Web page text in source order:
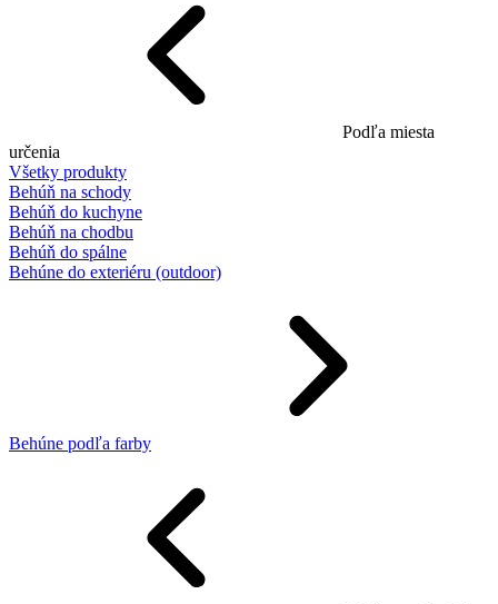
Podľa miesta
určenia
Všetky produkty
Behúň na schody
Behúň do kuchyne
Behúň na chodbu
Behúň do spálne
Behúne do exteriéru (outdoor)
Behúne podľa farby